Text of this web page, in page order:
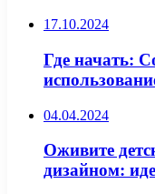
17.10.2024
Где начать:
04.04.2024
Оживите
дизайном: